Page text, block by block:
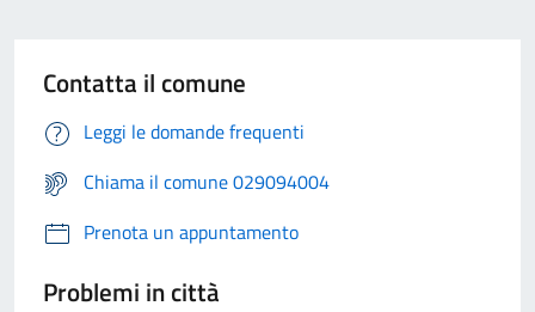
Contatta il comune
Leggi le domande frequenti
Chiama il comune 029094004
Prenota un appuntamento
Problemi in città